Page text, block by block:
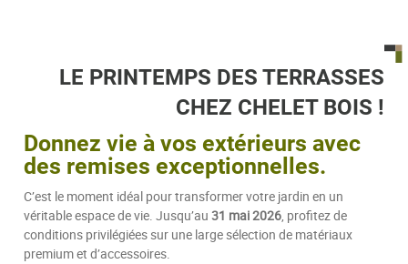
LE PRINTEMPS DES TERRASSES
CHEZ CHELET BOIS !
Donnez vie à vos extérieurs avec
des remises exceptionnelles.
C’est le moment idéal pour transformer votre jardin en un
véritable espace de vie. Jusqu’au31 mai 2026, profitez de
conditions privilégiées sur une large sélection de matériaux
premium et d’accessoires.